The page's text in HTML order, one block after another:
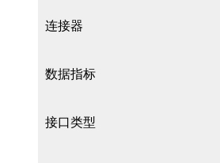
连接器
数据指标
接口类型